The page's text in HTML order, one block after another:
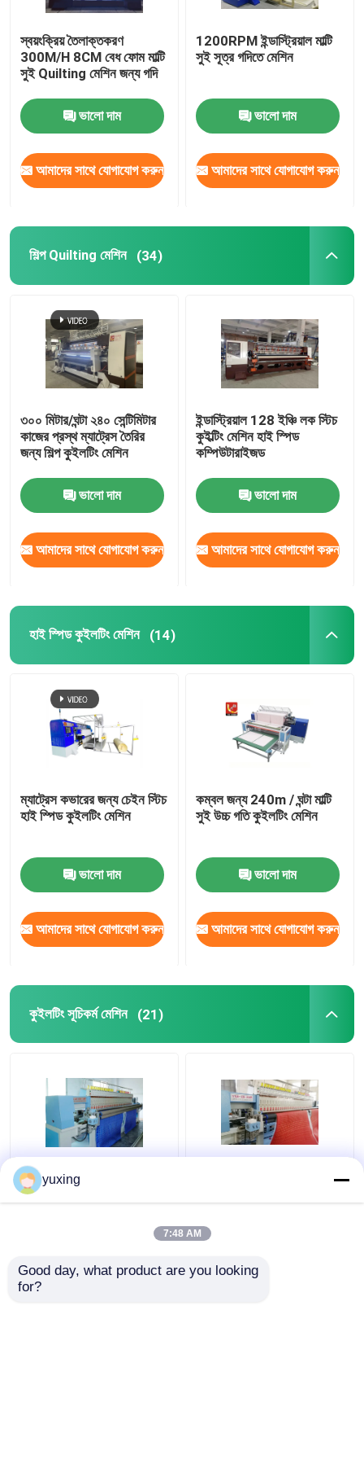
স্বয়ংক্রিয় তৈলাক্তকরণ
300M/H 8CM বেধ ফোম মাল্টি
সুই Quilting মেশিন জন্য গদি
ভালো দাম
আমাদের সাথে যোগাযোগ করুন
1200RPM ইন্ডাস্ট্রিয়াল মাল্টি
সুই সূত্র গদিতে মেশিন
ভালো দাম
আমাদের সাথে যোগাযোগ করুন
শিল্প Quilting মেশিন (34)
৩০০ মিটার/ঘন্টা ২৪০ সেন্টিমিটার
কাজের প্রস্থ ম্যাট্রেস তৈরির
জন্য শিল্প কুইলটিং মেশিন
ভালো দাম
আমাদের সাথে যোগাযোগ করুন
ইন্ডাস্ট্রিয়াল 128 ইঞ্চি লক স্টিচ
কুইল্টিং মেশিন হাই স্পিড
কম্পিউটারাইজড
ভালো দাম
আমাদের সাথে যোগাযোগ করুন
হাই স্পিড কুইলটিং মেশিন (14)
ম্যাট্রেস কভারের জন্য চেইন স্টিচ
হাই স্পিড কুইলটিং মেশিন
ভালো দাম
আমাদের সাথে যোগাযোগ করুন
কম্বল জন্য 240m / ঘন্টা মাল্টি
সুই উচ্চ গতি কুইলটিং মেশিন
ভালো দাম
আমাদের সাথে যোগাযোগ করুন
কুইলটিং সূচিকর্ম মেশিন (21)
গাড়ী আসন কভার জন্য 33 হেড
1000 আরপিএম কুইলটিং
yuxing
7:48 AM
Good day, what product are you looking
for?